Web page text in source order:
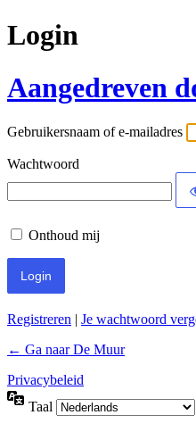
Login
Aangedreven
Gebruikersnaam of e-mailadres
Wachtwoord
Onthoud mij
Registreren | Je wachtwoord
← Ga naar De Muur
Privacybeleid
Taal